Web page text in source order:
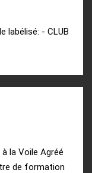
labélisé: - CLUB
la Voile Agréé
de formation